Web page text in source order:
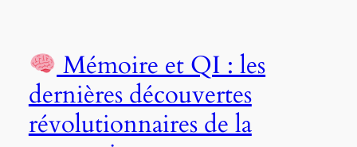
Mémoire et QI : les
dernières découvertes
révolutionnaires de la